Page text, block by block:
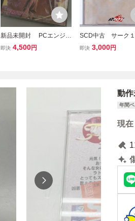
新品未開封 PCエンジ
ン PCE 弁慶外伝 H
即決 4,500円
SCD中古 サーク１
２ 【管理番号：
即決 3,000円
動
年間
現在